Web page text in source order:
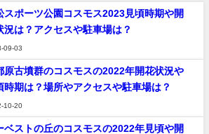
スポーツ公園コスモス2023見頃時期や開
況は？アクセスや駐車場は？
09-03
原古墳群のコスモスの2022年開花状況や
時期は？場所やアクセスや駐車場は？
10-20
ベストの丘のコスモスの2022年見頃や開